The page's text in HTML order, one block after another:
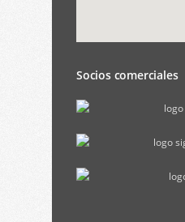
Socios comerciales